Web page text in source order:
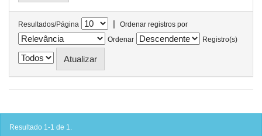
Resultados/Página |
Ordenar registros por
Ordenar
Registro(s)
Resultado 1-1 de 1.